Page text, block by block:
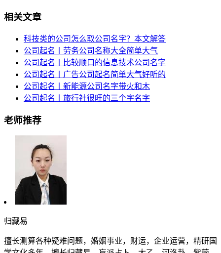
相关文章
科技类的公司怎么取公司名字？本文解答
公司起名丨劳务公司名称大全简单大气
公司起名丨比较顺口的信息技术公司名字
公司起名丨广告公司起名简单大气好听的
公司起名丨新能源公司名字带火和木
公司起名丨旅行社很旺的三个字名字
老师推荐
归藏易
擅长测算各种疑难问题，婚姻事业，财运，企业运营，精研国